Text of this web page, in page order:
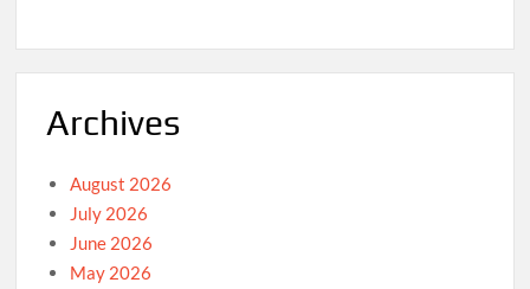
Archives
August 2026
July 2026
June 2026
May 2026